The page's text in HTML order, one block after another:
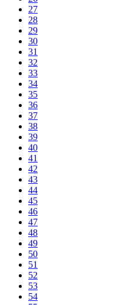
27
28
29
30
31
32
33
34
35
36
37
38
39
40
41
42
43
44
45
46
47
48
49
50
51
52
53
54